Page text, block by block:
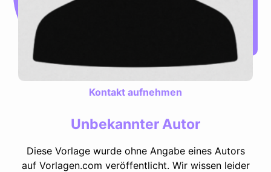
Kontakt aufnehmen
Unbekannter Autor
Diese Vorlage wurde ohne Angabe eines Autors
auf Vorlagen.com veröffentlicht. Wir wissen leider